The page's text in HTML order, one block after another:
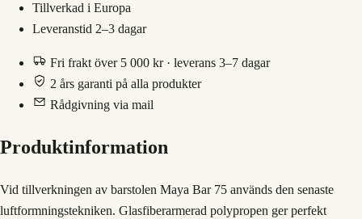
Tillverkad i Europa
Leveranstid 2–3 dagar
Fri frakt över 5 000 kr · leverans 3–7 dagar
2 års garanti på alla produkter
Rådgivning via mail
Produktinformation
Vid tillverkningen av barstolen Maya Bar 75 används den senaste
luftformningstekniken. Glasfiberarmerad polypropen ger perfekt